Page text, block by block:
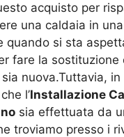
acquisto per
una caldaia in
quando si sta
fare la sostituzione
nuova.Tuttavia,
l’Installazione
sia effettuata da
troviamo presso i